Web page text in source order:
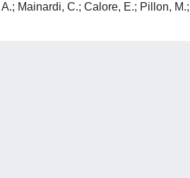
Mainardi, C.; Calore, E.; Pillon,